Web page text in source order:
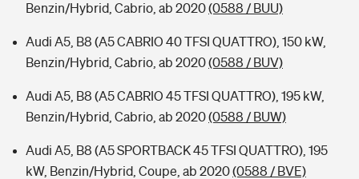
Benzin/Hybrid, Cabrio, ab 2020(0588 / BUU)
Audi A5, B8 (A5 CABRIO 40 TFSI QUATTRO), 150 kW,
Benzin/Hybrid, Cabrio, ab 2020(0588 / BUV)
Audi A5, B8 (A5 CABRIO 45 TFSI QUATTRO), 195 kW,
Benzin/Hybrid, Cabrio, ab 2020(0588 / BUW)
Audi A5, B8 (A5 SPORTBACK 45 TFSI QUATTRO), 195
kW, Benzin/Hybrid, Coupe, ab 2020(0588 / BVE)